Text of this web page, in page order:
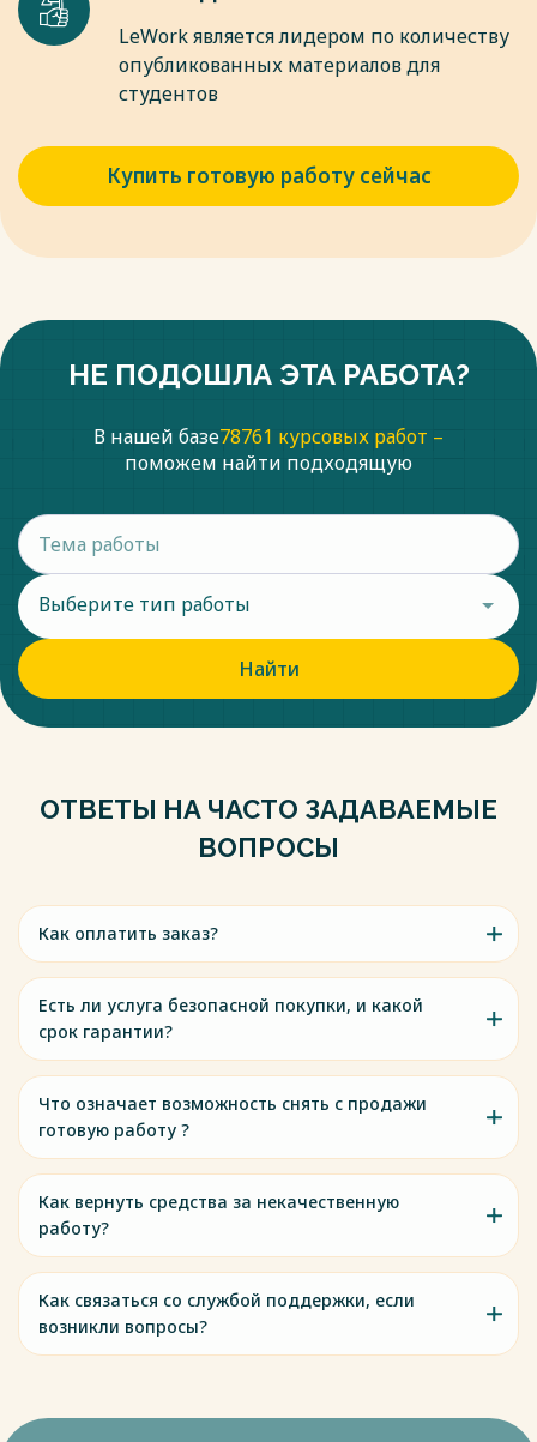
LeWork является лидером по количеству
опубликованных материалов для
студентов
Купить готовую работу сейчас
НЕ ПОДОШЛА ЭТА РАБОТА?
В нашей базе78761 курсовых работ –
поможем найти подходящую
Выберите тип работы
Найти
ОТВЕТЫ НА ЧАСТО ЗАДАВАЕМЫЕ
ВОПРОСЫ
Как оплатить заказ?
Есть ли услуга безопасной покупки, и какой
срок гарантии?
Что означает возможность снять с продажи
готовую работу ?
Как вернуть средства за некачественную
работу?
Как связаться со службой поддержки, если
возникли вопросы?